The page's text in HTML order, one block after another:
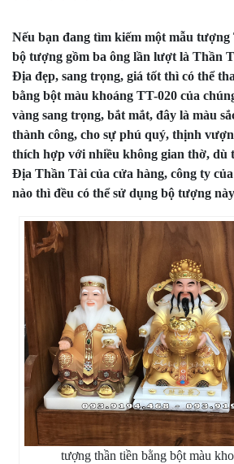
Nếu bạn đang tìm kiếm một mẫu
bộ tượng gồm ba ông lần lượt là Thần
Địa đẹp, sang trọng, giá tốt thì có thể
bằng bột màu khoáng TT-020 của
vàng sang trọng, bắt mắt, đây là màu
thành công, cho sự phú quý, thịnh
thích hợp với nhiều không gian thờ, dù
Địa Thần Tài của cửa hàng, công ty
nào thì đều có thể sử dụng bộ tượng
tượng thần tiền bằng bột màu